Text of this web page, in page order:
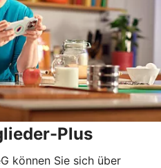
Plus
können Sie sich über